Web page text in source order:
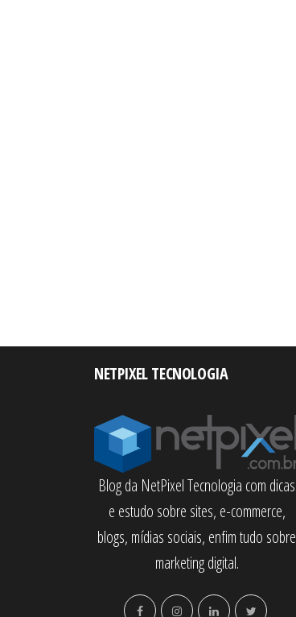
NETPIXEL TECNOLOGIA
Blog da NetPixel Tecnologia com dicas
e estudo sobre sites, e-commerce,
blogs, mídias sociais, enfim tudo sobre
marketing digital.